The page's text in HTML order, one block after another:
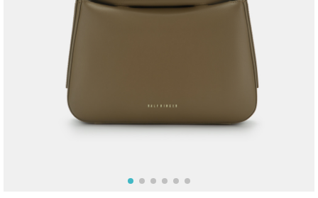
Москва
Да, все верно Изменить город